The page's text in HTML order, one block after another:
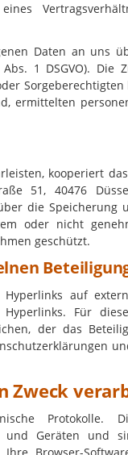
Daten an uns
1 DSGVO).
ermittelten
kooperiert
51, 40476
die Speicherung
oder nicht
geschützt.
auf
Für
der das
Zweck
Protokolle.
und Geräten und